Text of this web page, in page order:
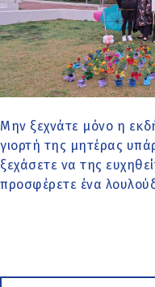
Μην ξεχνάτε μόνο η
γιορτή της μητέρας
ξεχάσετε να της
προσφέρετε ένα